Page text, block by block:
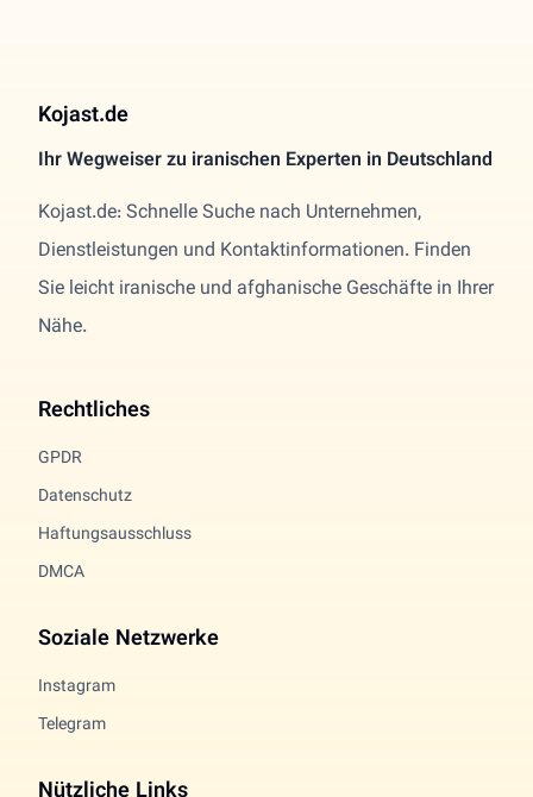
Kojast.de
Ihr Wegweiser zu iranischen Experten in Deutschland
Kojast.de: Schnelle Suche nach Unternehmen,
Dienstleistungen und Kontaktinformationen. Finden
Sie leicht iranische und afghanische Geschäfte in Ihrer
Nähe.
Rechtliches
GPDR
Datenschutz
Haftungsausschluss
DMCA
Soziale Netzwerke
Instagram
Telegram